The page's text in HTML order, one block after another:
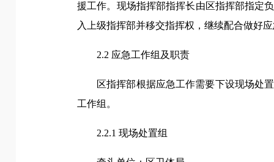
援工作。现场指挥部指挥长由区指挥部指定
入上级指挥部并移交指挥权，继续配合做好
2.2 应急工作组及职责
区指挥部根据应急工作需要下设现场处
工作组。
2.2.1 现场处置组